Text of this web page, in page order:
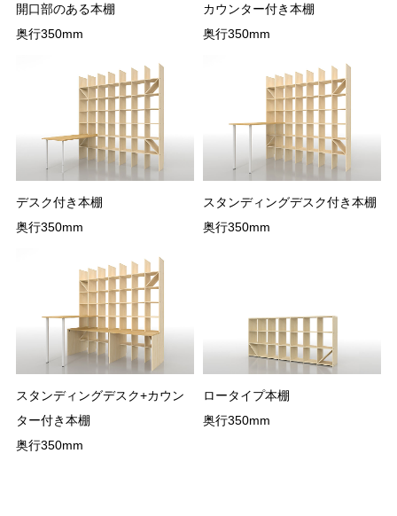
開口部のある本棚
奥行350mm
カウンター付き本棚
奥行350mm
デスク付き本棚
奥行350mm
スタンディングデスク付き本棚
奥行350mm
スタンディングデスク+カウン
ター付き本棚
奥行350mm
ロータイプ本棚
奥行350mm